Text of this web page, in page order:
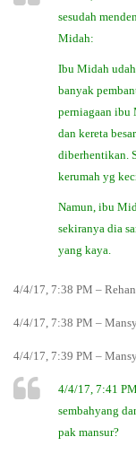
sesudah
Midah:
Ibu Midah udah
banyak
perniagaan ibu
dan kereta
diberhentikan.
kerumah yg
Namun, ibu
sekiranya dia
yang kaya.
4/4/17, 7:38 PM –
4/4/17, 7:38 PM –
4/4/17, 7:39 PM –
4/4/17, 7:41
sembahyang
pak mansur?